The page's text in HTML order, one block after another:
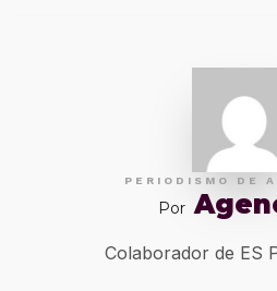
PERIODISMO DE
Por
Colaborador de ES